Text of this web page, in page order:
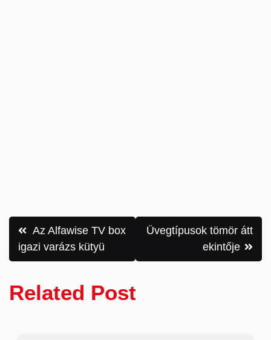
Bejegyzés
navigáció
Az Alfawise TV box
igazi varázs kütyü
Üvegtípusok tömör átt
ekintője
Related Post